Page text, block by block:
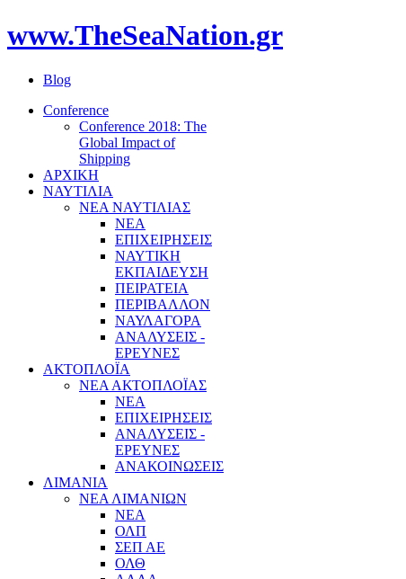
www.TheSeaNation.gr
Blog
Conference
Conference 2018: The
Global Impact of
Shipping
ΑΡΧΙΚΗ
ΝΑΥΤΙΛΙΑ
ΝΕΑ ΝΑΥΤΙΛΙΑΣ
ΝΕΑ
ΕΠΙΧΕΙΡΗΣΕΙΣ
ΝΑΥΤΙΚΗ
ΕΚΠΑΙΔΕΥΣΗ
ΠΕΙΡΑΤΕΙΑ
ΠΕΡΙΒΑΛΛΟΝ
ΝΑΥΛΑΓΟΡΑ
ΑΝΑΛΥΣΕΙΣ -
ΕΡΕΥΝΕΣ
ΑΚΤΟΠΛΟΪΑ
ΝΕΑ ΑΚΤΟΠΛΟΪΑΣ
ΝΕΑ
ΕΠΙΧΕΙΡΗΣΕΙΣ
ΑΝΑΛΥΣΕΙΣ -
ΕΡΕΥΝΕΣ
ΑΝΑΚΟΙΝΩΣΕΙΣ
ΛΙΜΑΝΙΑ
ΝΕΑ ΛΙΜΑΝΙΩΝ
ΝΕΑ
ΟΛΠ
ΣΕΠ ΑΕ
ΟΛΘ